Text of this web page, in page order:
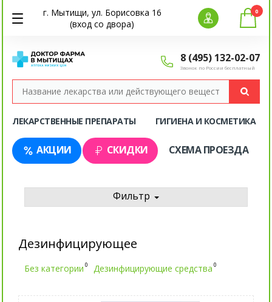
г. Мытищи, ул. Борисовка 16
(вход со двора)
8 (495) 132-02-07
Звонок по России бесплатный
0
ЛЕКАРСТВЕННЫЕ ПРЕПАРАТЫ ГИГИЕНА И КОСМЕТИКА
АКЦИИ СКИДКИ СХЕМА ПРОЕЗДА
Фильтр
Дезинфицирующее
Без категории 0 Дезинфицирующие средства 0